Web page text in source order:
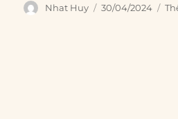
Author
Nhat Huy
Posted
30/04/2024